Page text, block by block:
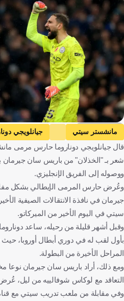
Getty Images
مانشستر سيتي جيانلويجي
كرة قدم
قال جيانلويجي دوناروما حارس مرمى
شعر بـ "الخذلان" من باريس سان
ووصوله إلى الفريق الإنجليزي.
وعُرض حارس المرمى الإيطالي بشكل
جيرمان في نافذة الانتقالات الصيفية
سيتي في اليوم الأخير من الميركاتو.
وقبل أشهر قليلة من رحيله، ساعد
بأول لقب له في دوري أبطال أوروبا،
المراحل الأخيرة من البطولة.
ومع ذلك، أراد باريس سان جيرمان نوعا
التعاقد مع لوكاس شوفالييه من ليل، عُرض
وفي مقابلة من ملعب تدريب سيتي مع قناة